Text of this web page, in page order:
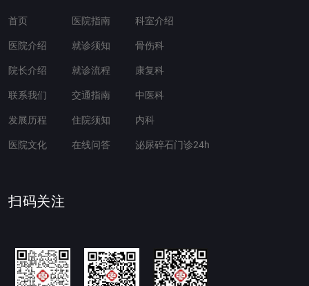
首页
医院介绍
院长介绍
联系我们
发展历程
医院文化
医院指南
就诊须知
就诊流程
交通指南
住院须知
在线问答
科室介绍
骨伤科
康复科
中医科
内科
泌尿碎石门诊24h
扫码关注